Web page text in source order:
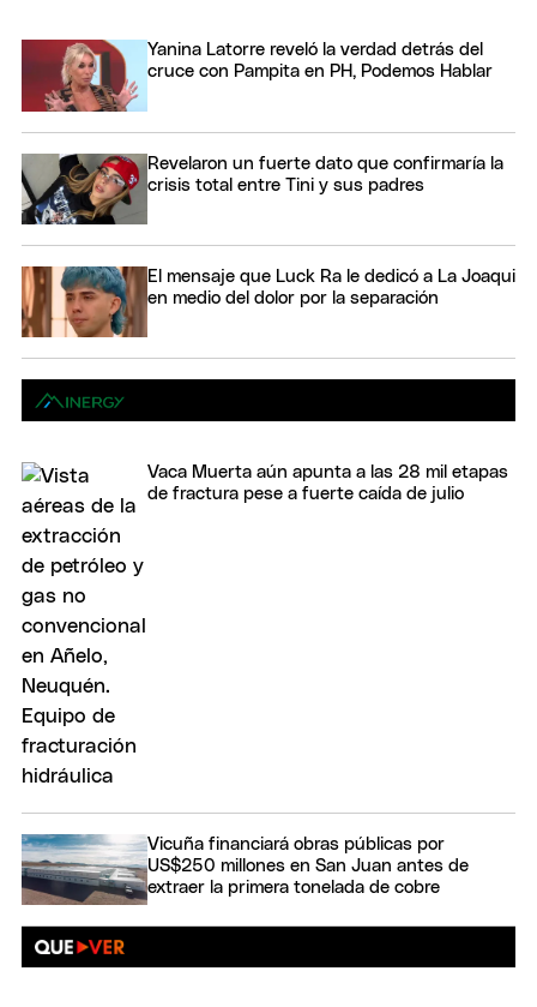
Yanina Latorre reveló la verdad detrás del
cruce con Pampita en PH, Podemos Hablar
Revelaron un fuerte dato que confirmaría la
crisis total entre Tini y sus padres
El mensaje que Luck Ra le dedicó a La Joaqui
en medio del dolor por la separación
Vaca Muerta aún apunta a las 28 mil etapas
de fractura pese a fuerte caída de julio
Vicuña financiará obras públicas por
US$250 millones en San Juan antes de
extraer la primera tonelada de cobre